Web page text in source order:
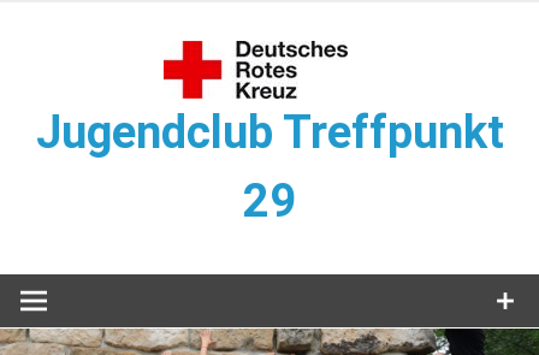
Jugendclub Treffpunkt
29